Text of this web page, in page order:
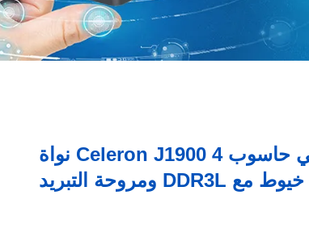
إنتل صناعية ميني حاسوب Celeron J1900 4 نواة